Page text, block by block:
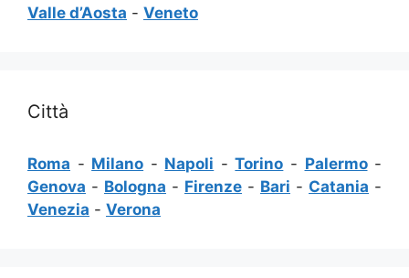
Valle d’Aosta - Veneto
Città
Roma - Milano - Napoli -Torino - Palermo-
Genova - Bologna - Firenze - Bari - Catania -
Venezia - Verona